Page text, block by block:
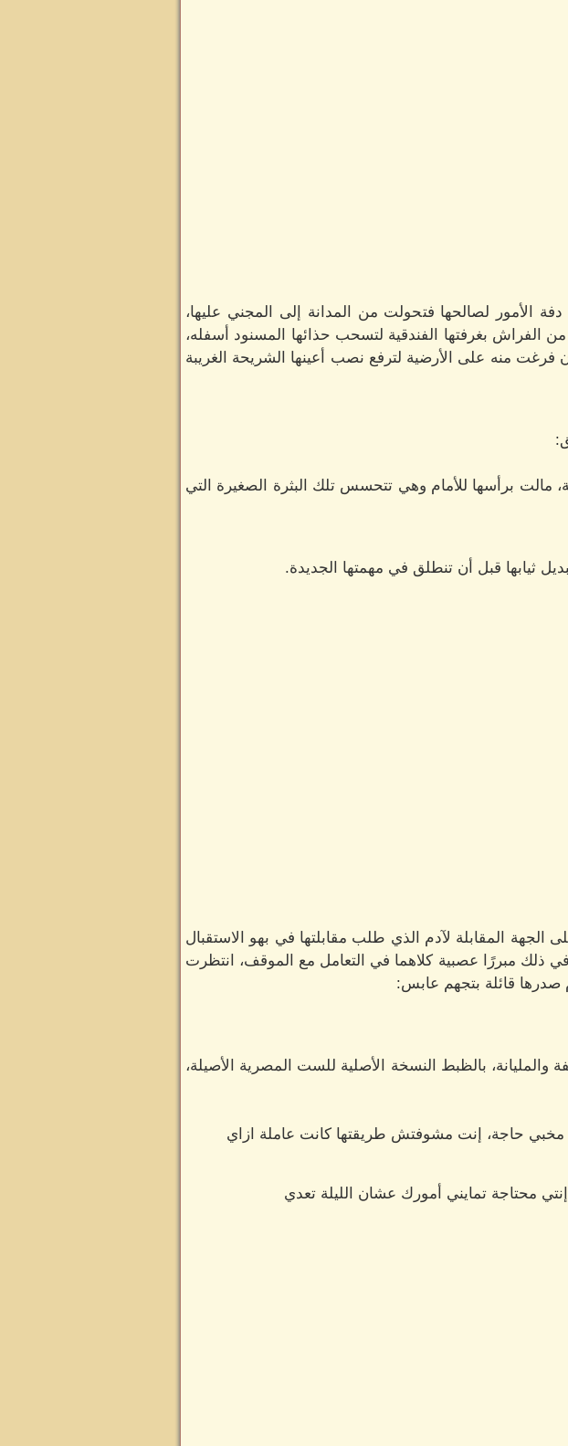
الأمور لصالحها فتحولت من المدانة إلى المجني عليها،
بغرفتها الفندقية لتسحب حذائها المسنود أسفله،
منه على الأرضية لترفع نصب أعينها الشريحة الغريبة
مالت برأسها للأمام وهي تتحسس تلك البثرة الصغيرة التي
ثيابها قبل أن تنطلق في مهمتها الجديدة.
المقابلة لآدم الذي طلب مقابلتها في بهو الاستقبال
في ذلك مبررًا عصبية كلاهما في التعامل مع الموقف، انتظرت
قائلة بتجهم عابس:
بالظبط النسخة الأصلية للست المصرية الأصيلة،
مخبي حاجة، إنت مشوفتش طريقتها كانت عاملة ازاي
محتاجة تمايني أمورك عشان الليلة تعدي